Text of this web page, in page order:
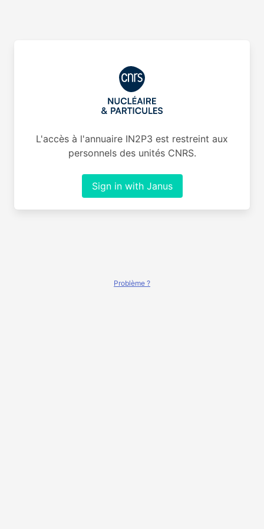
L'accès à l'annuaire IN2P3 est restreint aux
personnels des unités CNRS.
Sign in with Janus
Problème ?